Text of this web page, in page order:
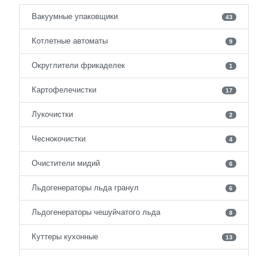
Вакуумные упаковщики 43
Котлетные автоматы 9
Округлители фрикаделек 1
Картофелечистки 17
Лукочистки 2
Чеснокочистки 4
Очистители мидий 6
Льдогенераторы льда гранул 6
Льдогенераторы чешуйчатого льда 8
Куттеры кухонные 13